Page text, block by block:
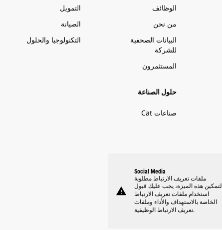
التمويل
الصيانة
التكنولوجيا والحلول
الوظائف
من نحن
البيانات الصحفية
للشركة
المستثمرون
حلول الصناعة
صناعات Cat
warning
Social Media
ملفات تعريف الارتباط مطلوبة
لتمكين هذه الميزة، يجب عليك قبول
استخدام ملفات تعريف الارتباط
الخاصة بالاستهداف والأداء وملفات
تعريف الارتباط الوظيفية.